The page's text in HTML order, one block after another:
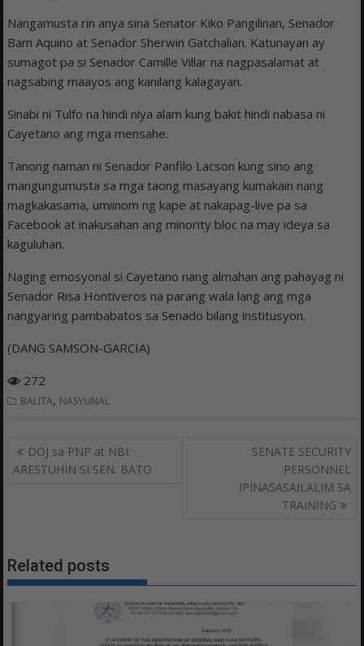
Nangamusta rin anya sina Senator Kiko Pangilinan, Senador
Bam Aquino at Senador Sherwin Gatchalian. Katunayan ay
sumagot pa si Senador Camille Villar na nagpasalamat at
nagsabing maayos ang kanilang kalagayan.
Sinabi ni Tulfo na hindi niya alam kung bakit hindi nabasa ni
Cayetano ang mga mensahe.
Tanong naman ni Senador Panfilo Lacson kung sino ang
mangungumusta sa mga taong masayang kumakain nang
magkakasama, umiinom ng kape at nakapag-live pa sa
Facebook at inakusahan ang minority bloc na may ideya sa
kaguluhan.
Naging emosyonal si Cayetano nang almahan ang pahayag ni
Senador Risa Hontiveros na parang wala lang ang mga
nangyaring pambabatos sa Senado bilang institusyon.
(DANG SAMSON-GARCIA)
272
BALITA, NASYUNAL
Post
navigation
DOJ sa PNP at NBI:
ARESTUHIN SI SEN. BATO
SENATE SECURITY
PERSONNEL
IPINASASAILALIM SA
TRAINING
Related posts